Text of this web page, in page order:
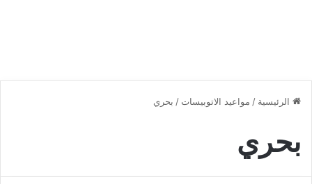
الرئيسية / مواعيد الاتوبيسات / بحري
بحري